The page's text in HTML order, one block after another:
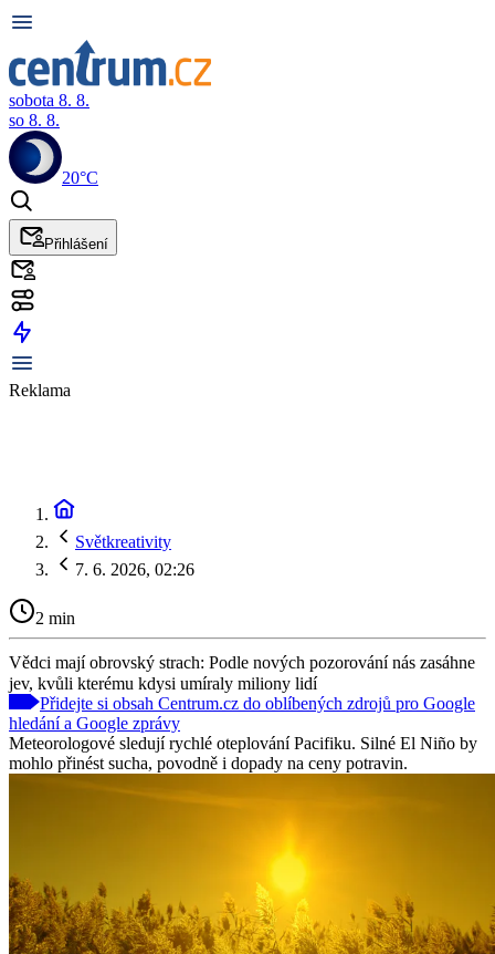
sobota 8. 8.
so 8. 8.
20°C
Přihlášení
Reklama
Světkreativity
7. 6. 2026, 02:26
2 min
Vědci mají obrovský strach: Podle nových pozorování nás zasáhne
jev, kvůli kterému kdysi umíraly miliony lidí
Přidejte si obsah Centrum.cz do oblíbených zdrojů pro Google
hledání a Google zprávy
Meteorologové sledují rychlé oteplování Pacifiku. Silné El Niño by
mohlo přinést sucha, povodně i dopady na ceny potravin.